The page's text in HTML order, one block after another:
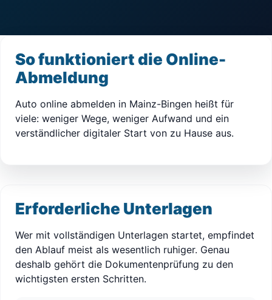
So funktioniert die Online-
Abmeldung
Auto online abmelden in Mainz-Bingen heißt für
viele: weniger Wege, weniger Aufwand und ein
verständlicher digitaler Start von zu Hause aus.
Erforderliche Unterlagen
Wer mit vollständigen Unterlagen startet, empfindet
den Ablauf meist als wesentlich ruhiger. Genau
deshalb gehört die Dokumentenprüfung zu den
wichtigsten ersten Schritten.